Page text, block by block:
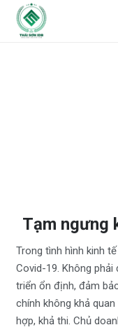
Tạm ngưng
Trong tình hình kinh
Covid-19. Không
triển ổn định, đảm
chính không khả
hợp, khả thi. Chủ